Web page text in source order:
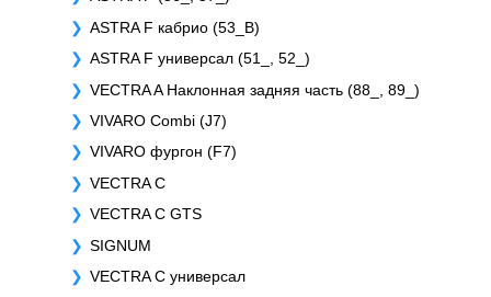
ASTRA F кабрио (53_B)
ASTRA F универсал (51_, 52_)
VECTRA A Наклонная задняя часть (88_, 89_)
VIVARO Combi (J7)
VIVARO фургон (F7)
VECTRA C
VECTRA C GTS
SIGNUM
VECTRA C универсал